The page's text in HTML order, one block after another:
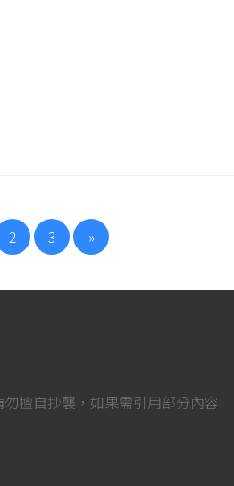
2 3 »
擅自抄襲，如果需引用部分內容